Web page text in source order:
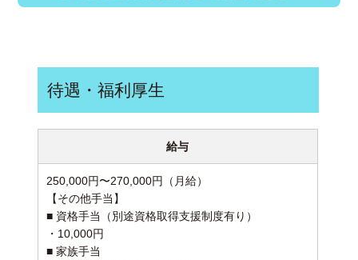
待遇・福利厚生
給与
250,000円〜270,000円（月給）
【その他手当】
■ 資格手当（別途資格取得支援制度有り）
・10,000円
■ 家族手当